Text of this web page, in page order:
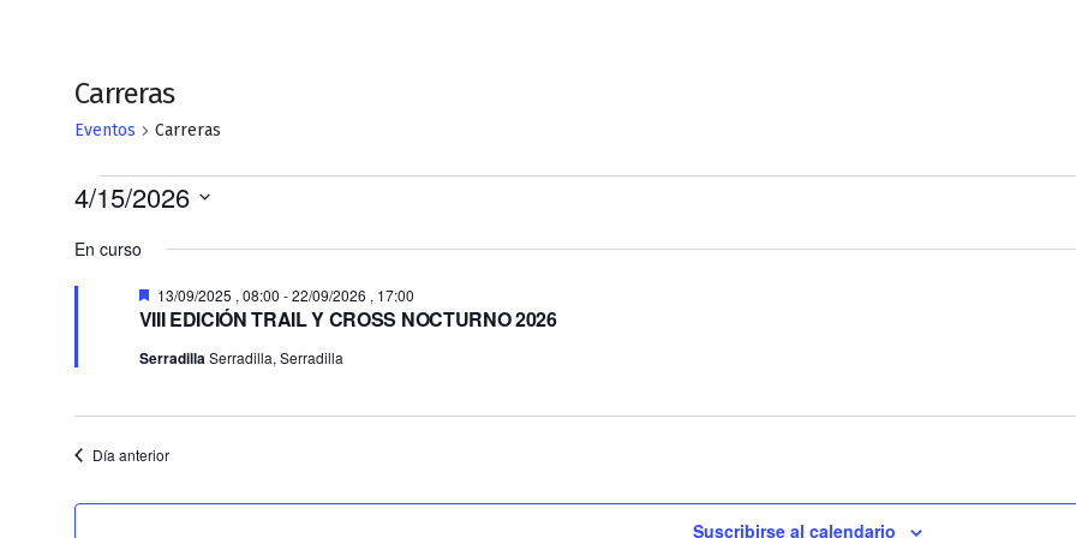
Carreras
Eventos Carreras
Eventos
en
15/04/2026
4/15/2026
la
fecha.
En curso
VIII EDICIÓN TRAIL Y CROSS NOCTURNO 2026
Destacado
13/09/2025 , 08:00 -22/09/2026 , 17:00
SerradillaSerradilla, Serradilla
Día anterior
Suscribirse al calendario